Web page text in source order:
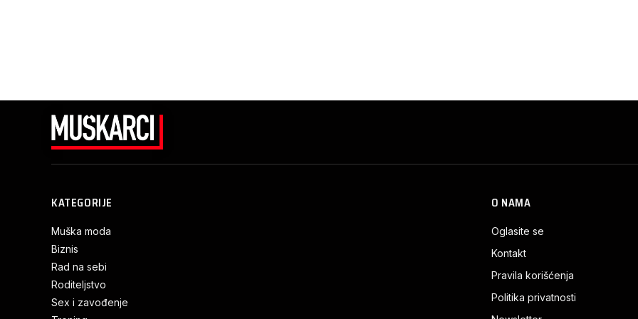
KATEGORIJE
Muška moda
Biznis
Rad na sebi
Roditeljstvo
Sex i zavođenje
O NAMA
Oglasite se
Kontakt
Pravila korišćenja
Politika privatnosti